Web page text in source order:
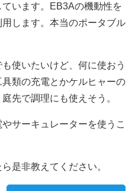
います。EB3Aの機動性を
します。本当のポータブル
使いたいけど、何に使おう
類の充電とかケルヒャーの
先で調理にも使えそう。
サーキュレーターを使うこ
是非教えてください。